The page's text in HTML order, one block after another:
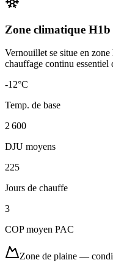
Zone climatique H1b
Vernouillet se situe en zone
chauffage continu essentiel
-12°C
Temp. de base
2 600
DJU moyens
225
Jours de chauffe
3
COP moyen PAC
Zone de plaine —